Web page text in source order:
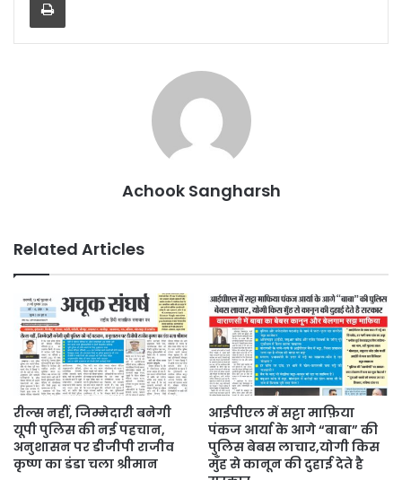
Achook Sangharsh
Related Articles
रील्स नहीं, जिम्मेदारी बनेगी
यूपी पुलिस की नई पहचान,
अनुशासन पर डीजीपी राजीव
कृष्ण का डंडा चला श्रीमान
आईपीएल में सट्टा माफ़िया
पंकज आर्या के आगे “बाबा” की
पुलिस बेबस लाचार,योगी किस
मुँह से कानून की दुहाई देते है